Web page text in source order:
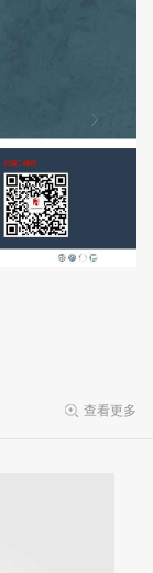
查看更多